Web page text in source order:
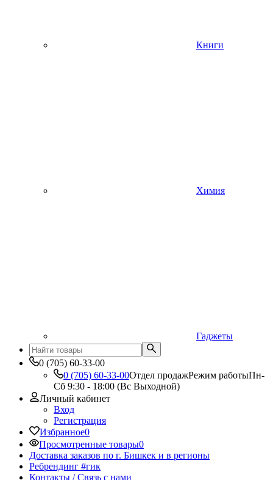
Книги
Химия
Гаджеты
0 (705) 60-33-00
0 (705) 60-33-00Отдел продажРежим работыПн-
Сб 9:30 - 18:00 (Вс Выходной)
Личный кабинет
Вход
Регистрация
Избранное0
Просмотренные товары0
Доставка заказов по г. Бишкек и в регионы
Ребрендинг #гик
Контакты / Связь с нами